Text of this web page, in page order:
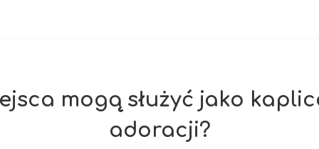
mogą służyć jako
adoracji?